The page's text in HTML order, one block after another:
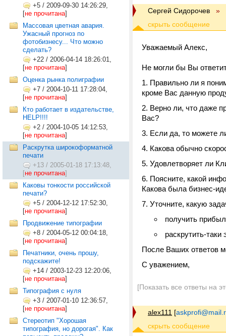
+5 / 2009-09-30 14:26:29,
[не прочитана]
Массовая цветная авария.
Ужасный прогноз по
фотобизнесу... Что можно
сделать?
+22 / 2006-04-14 18:26:01,
[не прочитана]
Оценка рынка полиграфии
+7 / 2004-10-11 17:28:04,
[не прочитана]
Кто работает в издательстве,
HELP!!!!
+2 / 2004-10-05 14:12:53,
[не прочитана]
Раскрутка широкоформатной
печати
+13 / 2005-01-18 17:13:48,
[не прочитана]
Каковы тонкости российской
печати?
+5 / 2004-12-12 17:52:30,
[не прочитана]
Продвижение типографии
+8 / 2004-05-12 00:04:18,
[не прочитана]
Печатники, очень прошу,
подскажите!
+14 / 2003-12-23 12:20:06,
[не прочитана]
Типография с нуля
+3 / 2007-01-10 12:36:57,
[не прочитана]
Стереотип "Хорошая
типография, но дорогая". Как
Сергей Сидорочев »
Уважаемый Алекс,
Не могли бы Вы
Правильно ли я
кроме Вас данную
Верно ли, что даже
Вас?
Если да, то можете
Какова обычно
Удовлетворяет ли
Поясните, какой
Какова была бизнес-
Уточните, какую
получить
раскрутить-
После Ваших ответов
С уважением,
[Показать все ответы на
alex111 [